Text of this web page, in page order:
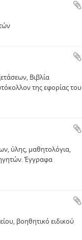
Βιβλία
της εφορίας του
ύλης, μαθητολόγια,
Έγγραφα
βοηθητικό ειδικού